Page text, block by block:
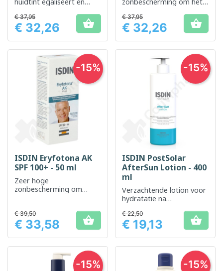
straling.
Prijs
€ 37,95
€ 32,26 
beschadigde
pigmentvlekken te
voorkomen.
Prijs
€ 37,95
€ 32,26 
ISDIN Eryfotona AK
SPF 100+ - 50 ml
Zeer hoge
zonbescherming om
Prijs
€ 39,50
€ 33,58 
-15%
ISDIN PostSolar
AfterSun Lotion - 400
ml
Verzachtende lotion voor
hydratatie na
Prijs
€ 22,50
€ 19,13 
-15%
-15% -15%